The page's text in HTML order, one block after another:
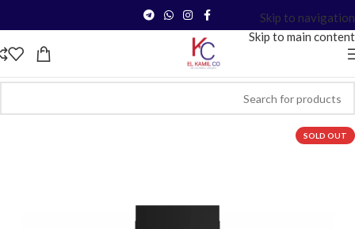
Skip to navigation
Skip to main content
SOLD OUT